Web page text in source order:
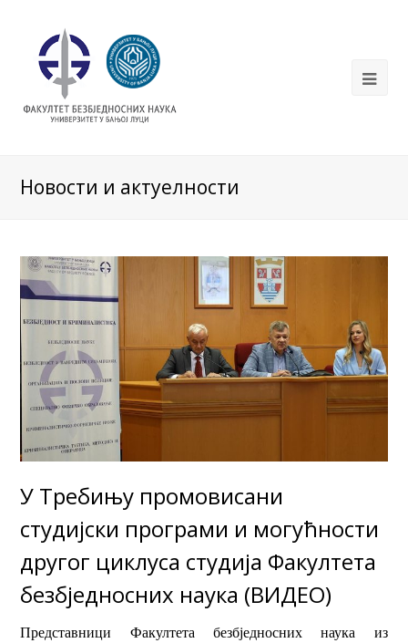
Новости и актуелности
У Требињу промовисани
студијски програми и могућности
другог циклуса студија Факултета
безбједносних наука (ВИДЕО)
Представници Факултета безбједносних наука из